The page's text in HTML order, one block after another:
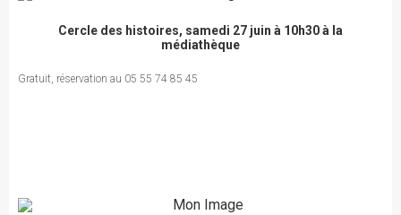
Cercle des histoires, samedi 27 juin à 10h30 à la
médiathèque
Gratuit, réservation au 05 55 74 85 45